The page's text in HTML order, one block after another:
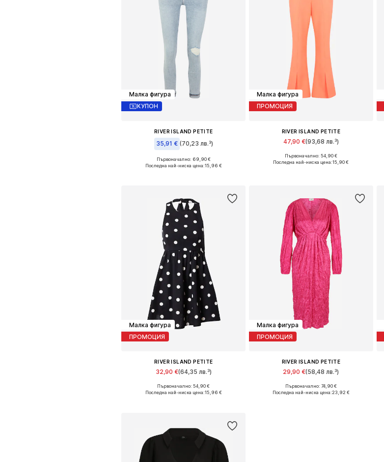
Малка фигура
КУПОН
RIVER ISLAND PETITE
35,91 € (70,23 лв.³)
Налични размери: 25-26
Първоначално: 69,90 €
Последна най-ниска цена:15,96 €
Малка фигура
ПРОМОЦИЯ
RIVER ISLAND PETITE
47,90 €(93,68 лв.³)
Налични размери: 40
Първоначално: 54,90 €
Последна най-ниска цена:15,90 €
Малка фигура
ПРОМОЦИЯ
RIVER ISLAND PETITE
32,90 €(64,35 лв.³)
Налични размери: 42
Първоначално: 54,90 €
Последна най-ниска цена:15,96 €
Малка фигура
ПРОМОЦИЯ
RIVER ISLAND PETITE
29,90 €(58,48 лв.³)
Налични размери: 38
Първоначално: 74,90 €
Последна най-ниска цена:23,92 €